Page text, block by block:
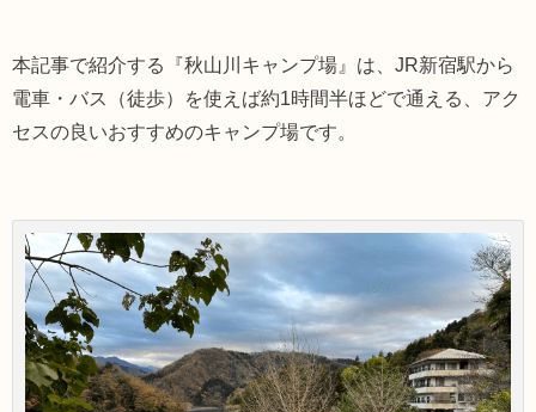
本記事で紹介する『秋山川キャンプ場』は、JR新宿駅から
電車・バス（徒歩）を使えば約1時間半ほどで通える、アク
セスの良いおすすめのキャンプ場です。